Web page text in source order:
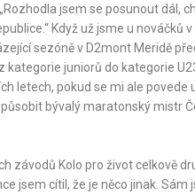
jsem se posunout dál,
Když už jsme u nováčků
sezóně v D2mont Meridě
kategorie juniorů do kategorie
letech, pokud se mi ale povede
bývalý maratonský mistr
závodů Kolo pro život celkově
jsem cítil, že je něco jinak. Sám